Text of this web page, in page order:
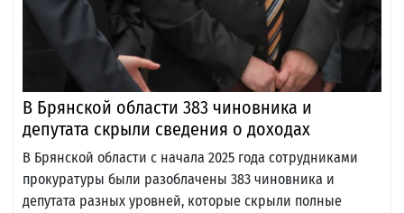
В Брянской области 383 чиновника и
депутата скрыли сведения о доходах
В Брянской области с начала 2025 года сотрудниками
прокуратуры были разоблачены 383 чиновника и
депутата разных уровней, которые скрыли полные